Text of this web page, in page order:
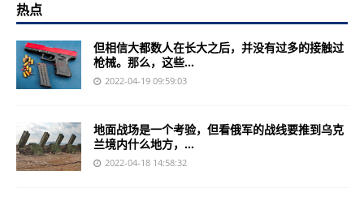
热点
但相信大都数人在长大之后，并没有过多的接触过
枪械。那么，这些...
2022-04-19 09:59:03
地面战场是一个考验，但看俄军的战线要推到乌克
兰境内什么地方，...
2022-04-18 14:58:32